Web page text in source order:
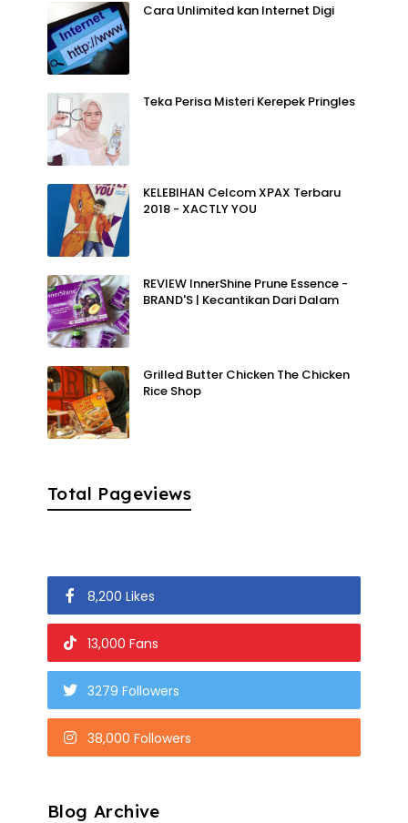
Cara Unlimited kan Internet Digi
Teka Perisa Misteri Kerepek Pringles
KELEBIHAN Celcom XPAX Terbaru
2018 - XACTLY YOU
REVIEW InnerShine Prune Essence -
BRAND'S | Kecantikan Dari Dalam
Grilled Butter Chicken The Chicken
Rice Shop
Total Pageviews
8,200 Likes
13,000 Fans
3279 Followers
38,000 Followers
Blog Archive